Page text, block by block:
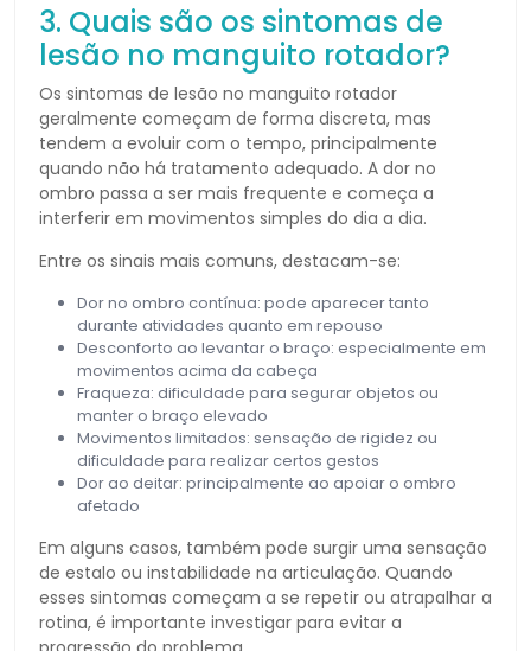
3. Quais são os sintomas de
lesão no manguito rotador?
Os sintomas de lesão no manguito rotador
geralmente começam de forma discreta, mas
tendem a evoluir com o tempo, principalmente
quando não há tratamento adequado. A dor no
ombro passa a ser mais frequente e começa a
interferir em movimentos simples do dia a dia.
Entre os sinais mais comuns, destacam-se:
Dor no ombro contínua: pode aparecer tanto
durante atividades quanto em repouso
Desconforto ao levantar o braço: especialmente em
movimentos acima da cabeça
Fraqueza: dificuldade para segurar objetos ou
manter o braço elevado
Movimentos limitados: sensação de rigidez ou
dificuldade para realizar certos gestos
Dor ao deitar: principalmente ao apoiar o ombro
afetado
Em alguns casos, também pode surgir uma sensação
de estalo ou instabilidade na articulação. Quando
esses sintomas começam a se repetir ou atrapalhar a
rotina, é importante investigar para evitar a